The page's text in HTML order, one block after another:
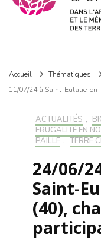
Accueil Thématiques
11/07/24 à Saint-Eulalie-
ACTUALITÉS ,
FRUGALITÉ EN
PAILLE , TERRE
24/06/
Saint-
(40),